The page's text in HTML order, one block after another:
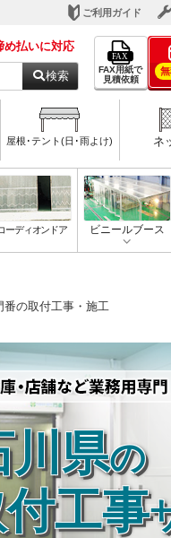
ご利用ガイド
め払いに対応
検索
FAX用紙で
見積依頼
屋根･テント(日･雨よけ) ネ
ーディオンドア ビニールブース
の取付工事・施工
川県の
工事